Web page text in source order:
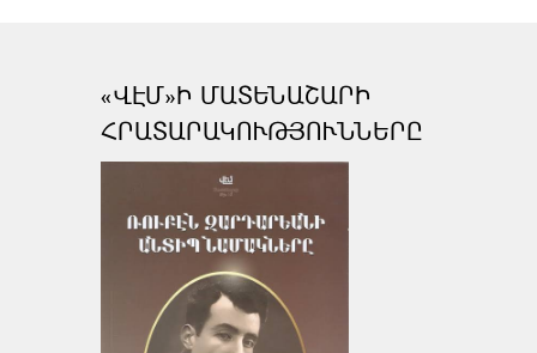
«ՎԷՄ»Ի ՄԱՏԵՆԱՇԱՐԻ
ՀՐԱՏԱՐԱԿՈՒԹՅՈՒՆՆԵՐԸ